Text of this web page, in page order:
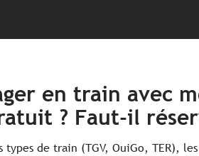
en train avec
? Faut-il
types de train (TGV, OuiGo, TER),